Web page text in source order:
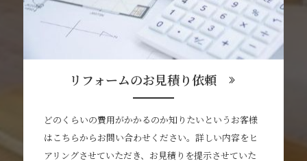
リフォームのお見積り依頼
どのくらいの費用がかかるのか知りたいというお客様
はこちらからお問い合わせください。詳しい内容をヒ
アリングさせていただき、お見積りを提示させていた